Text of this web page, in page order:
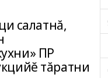
салатнă,
ПР
тăратни